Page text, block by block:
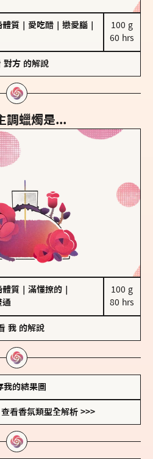
體質 愛吃醋 戀愛腦
100 g
60 hrs
對方 的解說
調蠟燭是...
體質 滿懂撩的
通
100 g
80 hrs
我 的解說
我的結果圖
查看香氛類型全解析 >>>